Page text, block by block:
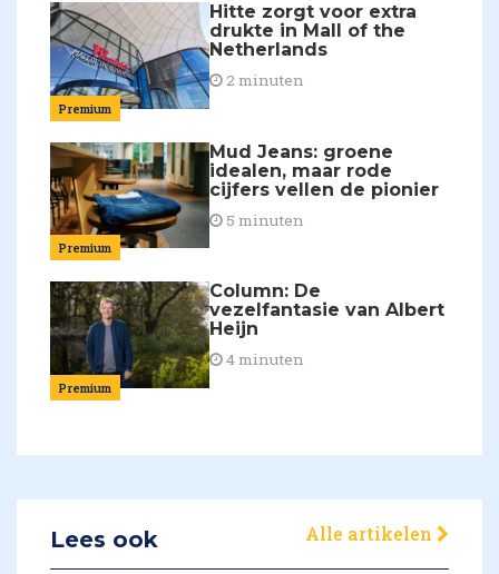
Premium
Hitte zorgt voor extra
drukte in Mall of the
Netherlands
2 minuten
Premium
Mud Jeans: groene
idealen, maar rode
cijfers vellen de pionier
5 minuten
Premium
Column: De
vezelfantasie van Albert
Heijn
4 minuten
Lees ook Alle artikelen